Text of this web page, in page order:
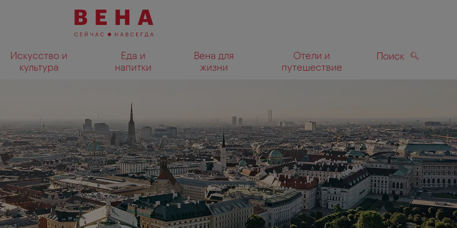
Искусство и
культура
Еда и
напитки
Вена для
жизни
Отели и
путешествие
Поиск